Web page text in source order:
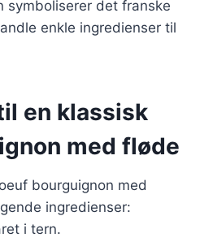
symboliserer det franske
enkle ingredienser til
en klassisk
med fløde
bourguignon med
ingredienser:
i tern.